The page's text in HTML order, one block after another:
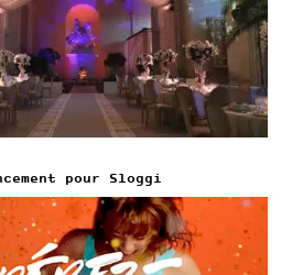
pour Sloggi